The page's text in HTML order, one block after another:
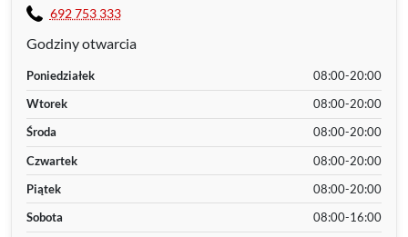
692 753 333
Godziny otwarcia
Poniedziałek
08:00-20:00
Wtorek
08:00-20:00
Środa
08:00-20:00
Czwartek
08:00-20:00
Piątek
08:00-20:00
Sobota
08:00-16:00